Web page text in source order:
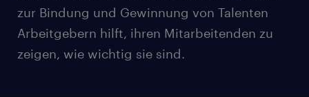
zur Bindung und Gewinnung von Talenten
Arbeitgebern hilft, ihren Mitarbeitenden zu
zeigen, wie wichtig sie sind.